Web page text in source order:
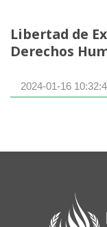
Libertad de
Derechos
2024-01-16